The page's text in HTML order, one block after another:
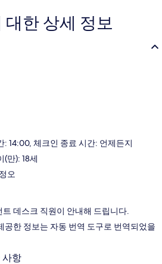
한 상세 정보
: 14:00, 체크인 종료 시간: 언제든지
(만): 18세
오
데스크 직원이 안내해 드립니다.
공한 정보는 자동 번역 도구로 번역되었을
사항